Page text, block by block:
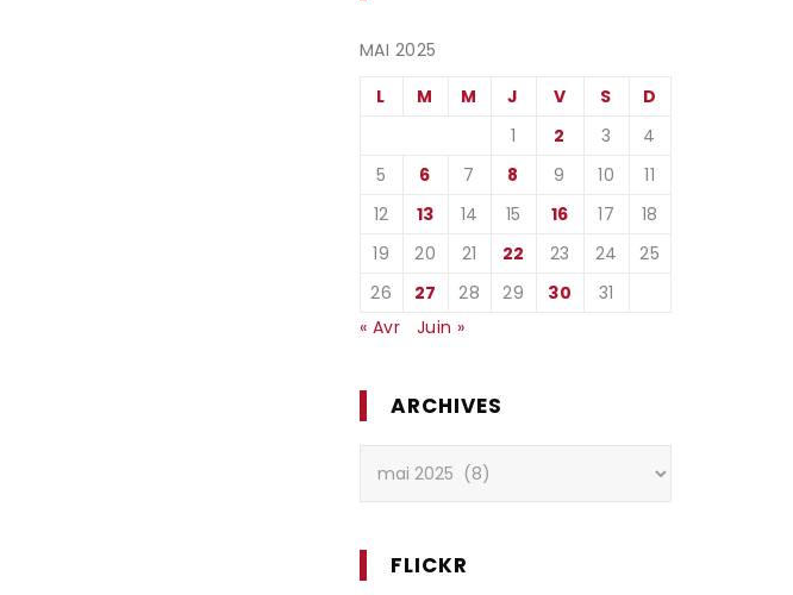
MAI 2025
L
M M J V S
D
1
2 3
4
5
6 7 8 9 10
11
12
13 14 15 16 17
18
19
20 21 22 23 24
25
26
27 28 29 30
31
« Avr
Juin »
ARCHIVES
FLICKR